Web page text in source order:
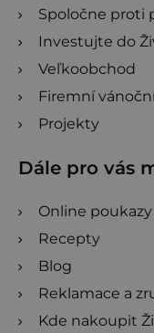
Spoločne proti
Investujte do
Veľkoobchod
Firemní
Projekty
Dále pro vás
Online poukazy
Recepty
Blog
Reklamace a
Kde nakoupit